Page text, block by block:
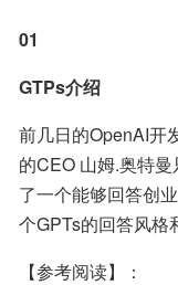
01
GTPs介绍
前几日的OpenAI开
的CEO 山姆.奥特
了一个能够回答创
个GPTs的回答风格
【参考阅读】：